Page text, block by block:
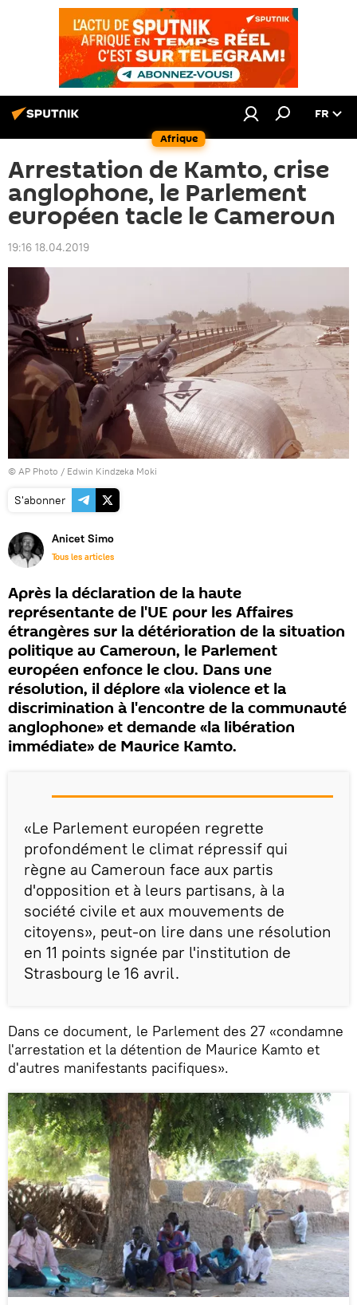
Afrique
FR
Arrestation de Kamto, crise
anglophone, le Parlement
européen tacle le Cameroun
19:16 18.04.2019
© AP Photo / Edwin Kindzeka Moki
S'abonner
Anicet Simo
Tous les articles
Après la déclaration de la haute
représentante de l'UE pour les Affaires
étrangères sur la détérioration de la situation
politique au Cameroun, le Parlement
européen enfonce le clou. Dans une
résolution, il déplore «la violence et la
discrimination à l'encontre de la communauté
anglophone» et demande «la libération
immédiate» de Maurice Kamto.
«Le Parlement européen regrette
profondément le climat répressif qui
règne au Cameroun face aux partis
d'opposition et à leurs partisans, à la
société civile et aux mouvements de
citoyens», peut-on lire dans une résolution
en 11 points signée par l'institution de
Strasbourg le 16 avril.
Dans ce document, le Parlement des 27 «condamne
l'arrestation et la détention de Maurice Kamto et
d'autres manifestants pacifiques».